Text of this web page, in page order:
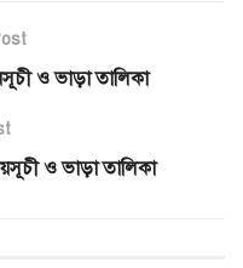
ও ভাড়া তালিকা
ও ভাড়া তালিকা